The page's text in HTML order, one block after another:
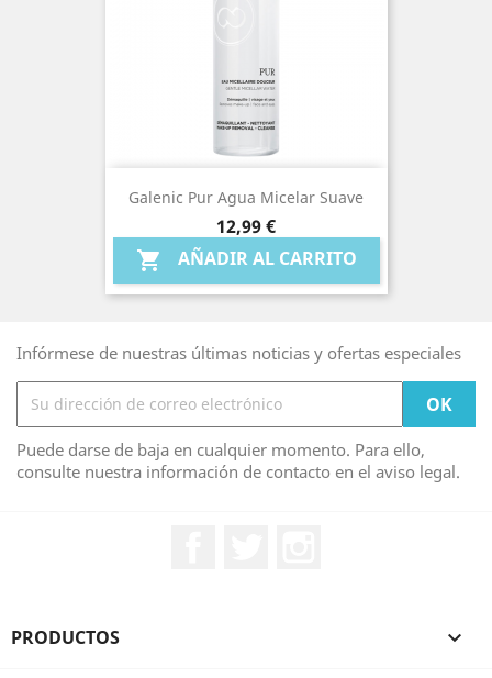
Galenic Pur Agua Micelar Suave
Precio
12,99 €
 AÑADIR AL CARRITO
Infórmese de nuestras últimas noticias y ofertas especiales
Puede darse de baja en cualquier momento. Para ello,
consulte nuestra información de contacto en el aviso legal.
PRODUCTOS 